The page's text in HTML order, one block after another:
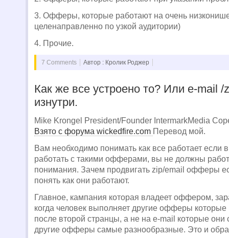
3. Офферы, которые работают на очень
целенаправленно по узкой аудитории)
4. Прочие.
7 Comments Автор : Кролик Роджер
Как же все устроено то? Или e-mail
изнутри.
Mike Krongel President/Founder IntermarkMedia
Взято с форума wickedfire.com Перевод мой.
Вам необходимо понимать как все работает если
работать с такими офферами, вы не должны
понимания. Зачем продвигать zip/email офферы
понять как они работают.
Главное, кампания которая владеет оффером,
когда человек выполняет другие офферы которые
после второй странцы, а не на e-mail которые они
другие офферы самые разнообразные. Это и